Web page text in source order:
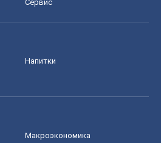
Сервис
Напитки
Mакроэкономика